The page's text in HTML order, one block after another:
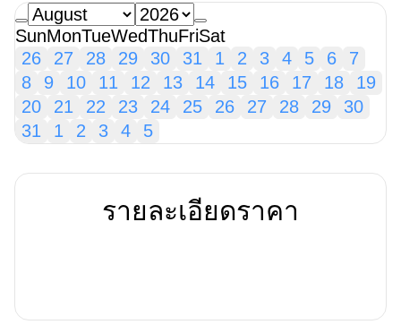
SunMonTueWedThuFriSat
26
27 28 29 30 31 1 2 3 4 5 6
7
8
9 10 11 12 13 14 15 16 17 18
19
20
21 22 23 24 25 26 27 28 29
30
31
1 2 3 4 5
รายละเอียดราคา